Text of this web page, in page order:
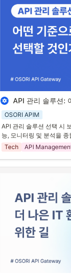
API 중개 서비스는 모든
됩니다. 각 클라이언트 요
유출이나 보안 침해를 방
방지하고, 데이터를 안전
2. 효율적인 트래픽 관리
API 중개 서비스는 트래
이를 통해 서버의 과부하
다. 클라이언트의 요청이
1. API 관리 솔루션
API 관리 솔루션은 다양한
하며, 통합을 촉진하는 데
API 관리 솔루션을 선택하
할 때 고려해볼 만한 항목
강력한 인증 및 인가 메커
정책 적용이 용이한지 확
2. 확장성
API 관리 솔루션은 클라
어야 합니다. 클라우드 환
이 뛰어난 솔루션은 급격
할 수 있습니다.
API 관리 솔루션:
OSORI APIM
API 관리 솔루션 선택 시
능, 모니터링 및 분석을
Tech
API